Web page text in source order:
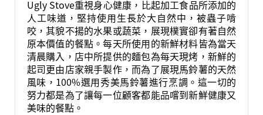
Ugly Stove重視身心健康，比起加工食品所添加的
人工味道，堅持使用生長於大自然中，被蟲子啃
咬，其貌不揚的水果或蔬菜，展現樸實卻有著自然
原本價值的餐點。每天所使用的新鮮材料皆為當天
清晨購入，店中所提供的麵包為每天現烤，新鮮的
起司更由店家親手製作，而為了展現馬鈴薯的天然
風味，100%選用秀美馬鈴薯進行烹調。這一切的
努力都是為了讓每一位顧客都能品嚐到新鮮健康又
美味的餐點。